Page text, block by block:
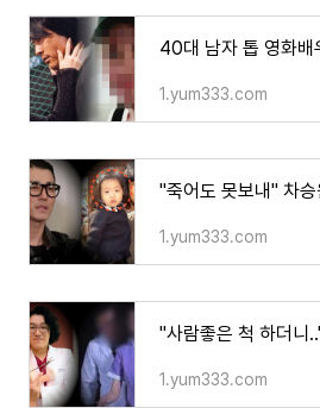
1.yum333.com
1.yum333.com
1.yum333.com